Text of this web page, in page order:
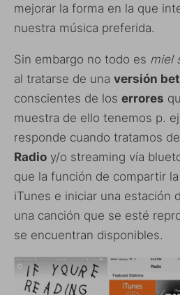
mejorar la forma en la que
nuestra música preferida.
Sin embargo no todo es miel
al tratarse de una versión
conscientes de los errores
muestra de ello tenemos p.
responde cuando tratamos
Radio y/o streaming vía
que la función de compartir
iTunes e iniciar una estación
una canción que se esté
se encuentran disponibles.